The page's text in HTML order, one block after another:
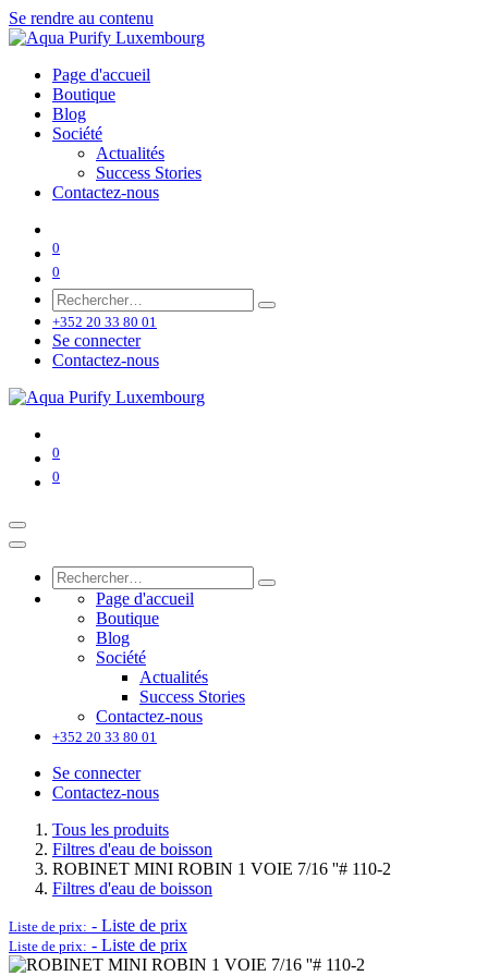
Se rendre au contenu
Page d'accueil
Boutique
Blog
Société
Actualités
Success Stories
Contactez-nous
0
0
+352 20 33 80 01
Se connecter
Contactez-nous
0
0
Page d'accueil
Boutique
Blog
Société
Actualités
Success Stories
Contactez-nous
+352 20 33 80 01
Se connecter
Contactez-nous
Tous les produits
Filtres d'eau de boisson
ROBINET MINI ROBIN 1 VOIE 7/16 ''# 110-2
Filtres d'eau de boisson
Liste de prix: - Liste de prix
Liste de prix: - Liste de prix